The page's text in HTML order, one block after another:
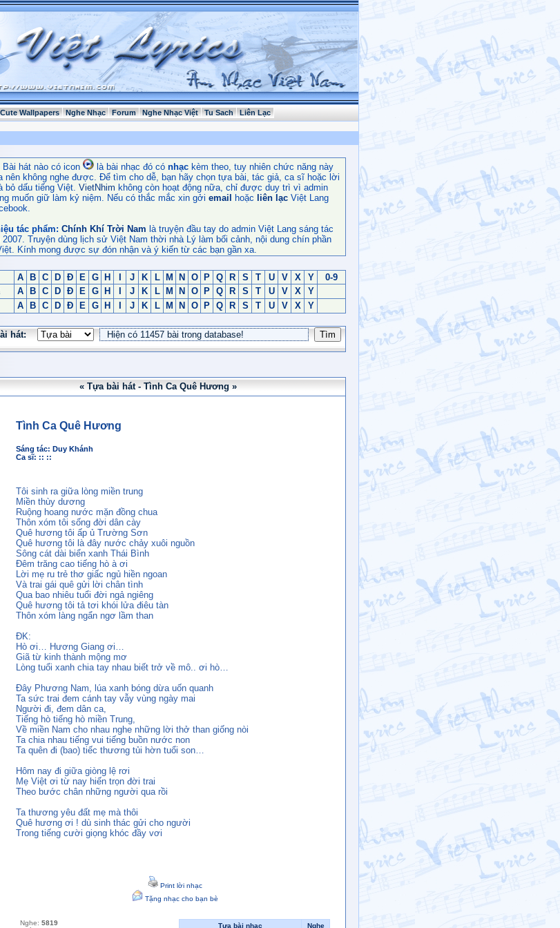
Cute Wallpapers Nghe Nhạc Forum Nghe Nhạc Việt Tu Sach Liên Lạc
Bài hát nào có icon là bài nhạc đó có nhạc kèm theo, tuy nhiên chức năng này
nên không nghe được. Để tìm cho dễ, bạn hãy chọn tựa bài, tác giả, ca sĩ hoặc lời
bỏ dấu tiếng Việt. VietNhim không còn hoạt động nữa, chỉ được duy trì vì admin
muốn giữ làm kỷ niệm. Nếu có thắc mắc xin gởi email hoặc liên lạc Việt Lang
tác phẩm: Chính Khí Trời Nam là truyện đầu tay do admin Việt Lang sáng tác
Truyện dùng lịch sử Việt Nam thời nhà Lý làm bối cảnh, nội dung chín phần
Kính mong được sự đón nhận và ý kiến từ các bạn gần xa.
A B C D Đ E G H J K L M N O P Q R S T U V X Y
0-9
A B C D Đ E G H J K L M N O P Q R S T U V X
Y
A B C D Đ E G H J K L M N O P Q R S T U V X Y
hát:
« Tựa bài hát - Tình Ca Quê Hương »
Tình Ca Quê Hương
Sáng tác: Duy Khánh
Ca sĩ: :: ::
Tôi sinh ra giữa lòng miền trung
Miền thùy dương
Ruộng hoang nước mặn đồng chua
Thôn xóm tôi sống đời dân cày
Quê hương tôi ấp ủ Trường Sơn
Quê hương tôi là đây nước chảy xuôi nguồn
Sông cát dài biển xanh Thái Bình
Ðêm trăng cao tiếng hò à ơi
Lời mẹ ru trẻ thơ giấc ngủ hiền ngoan
Và trai gái quê gửi lời chân tình
Qua bao nhiêu tuổi đời ngả ngiêng
Quê hương tôi tả tơi khói lửa điêu tàn
Thôn xóm làng ngẩn ngơ lầm than
ÐK:
Hò ơi… Hương Giang ơi…
Giã từ kinh thành mộng mơ
Lòng tuổi xanh chia tay nhau biết trở về mô.. ơi hò…
Ðây Phương Nam, lúa xanh bóng dừa uốn quanh
Ta sức trai đem cánh tay vẫy vùng ngày mai
Người đi, đem dân ca,
Tiếng hò tiếng hò miền Trung,
Về miền Nam cho nhau nghe những lời thở than giống nòi
Ta chia nhau tiếng vui tiếng buồn nước non
Ta quên đi (bao) tiếc thương tủi hờn tuổi son…
Hôm nay đi giữa giòng lệ rơi
Mẹ Việt ơi từ nay hiến trọn đời trai
Theo bước chân những người qua rồi
Ta thương yêu đất mẹ mà thôi
Quê hương ơi ! dù sinh thác gửi cho người
Trong tiếng cười giọng khóc đầy vơi
Print lời nhạc
Tặng nhạc cho bạn bè
Nghe: 5819
Tựa bài nhạc Nghe